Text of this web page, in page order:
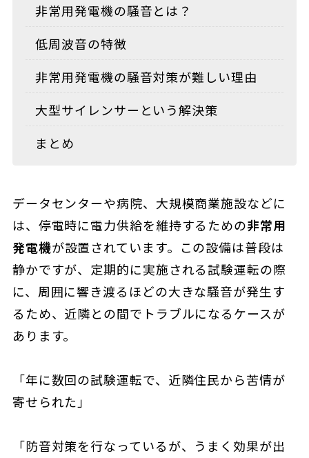
非常用発電機の騒音とは？
低周波音の特徴
非常用発電機の騒音対策が難しい理由
大型サイレンサーという解決策
まとめ
データセンターや病院、大規模商業施設などに
は、停電時に電力供給を維持するための非常用
発電機が設置されています。この設備は普段は
静かですが、定期的に実施される試験運転の際
に、周囲に響き渡るほどの大きな騒音が発生す
るため、近隣との間でトラブルになるケースが
あります。
「年に数回の試験運転で、近隣住民から苦情が
寄せられた」
「防音対策を行なっているが、うまく効果が出